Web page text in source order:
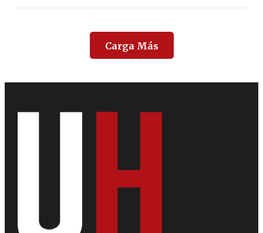
Carga Más